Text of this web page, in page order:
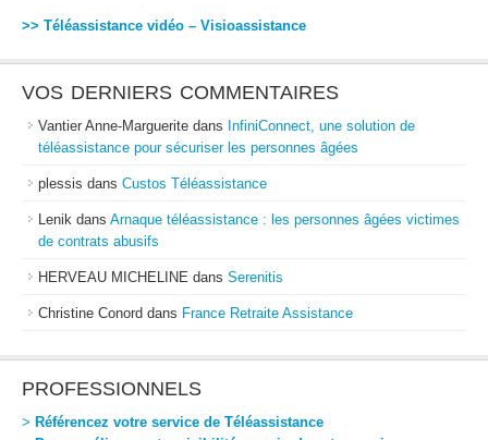
>> Téléassistance vidéo – Visioassistance
VOS DERNIERS COMMENTAIRES
Vantier Anne-Marguerite dans InfiniConnect, une solution de
téléassistance pour sécuriser les personnes âgées
plessis dans Custos Téléassistance
Lenik dans Arnaque téléassistance : les personnes âgées victimes
de contrats abusifs
HERVEAU MICHELINE dans Serenitis
Christine Conord dans France Retraite Assistance
PROFESSIONNELS
> Référencez votre service de Téléassistance